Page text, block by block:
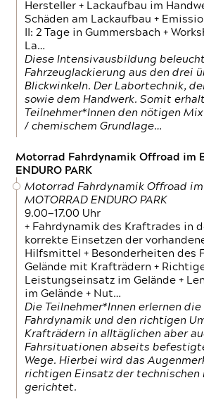
Hersteller + Lackaufbau im
Schäden am Lackaufbau +
II: 2 Tage in Gummersbach +
La…
Diese Intensivausbildung
Fahrzeuglackierung aus den drei
Blickwinkeln. Der Labortechnik,
sowie dem Handwerk. Somit
Teilnehmer*Innen den nötigen
/ chemischem Grundlage…
Motorrad Fahrdynamik Offroad im
ENDURO PARK
Motorrad Fahrdynamik Offroad
MOTORRAD ENDURO PARK
9.00—17.00 Uhr
+ Fahrdynamik des Kraftrades in
korrekte Einsetzen der
Hilfsmittel + Besonderheiten des
Gelände mit Krafträdern +
Leistungseinsatz im Gelände +
im Gelände + Nut…
Die Teilnehmer*Innen erlernen
Fahrdynamik und den richtigen
Krafträdern in alltäglichen aber
Fahrsituationen abseits
Wege. Hierbei wird das
richtigen Einsatz der
gerichtet.